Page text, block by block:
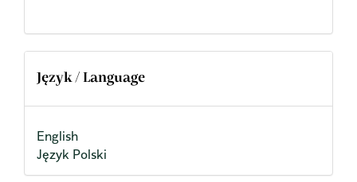
Język / Language
English
Język Polski